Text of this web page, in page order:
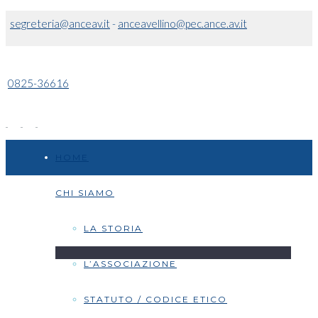
segreteria@anceav.it- anceavellino@pec.ance.av.it
0825-36616
CHI SIAMO
LA STORIA
L’ASSOCIAZIONE
STATUTO / CODICE ETICO